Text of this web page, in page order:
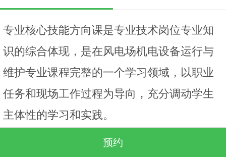
专业核心技能方向课是专业技术岗位专业知
识的综合体现，是在风电场机电设备运行与
维护专业课程完整的一个学习领域，以职业
任务和现场工作过程为导向，充分调动学生
主体性的学习和实践。
重视学生校内知识学习与实际工作的一致
预约